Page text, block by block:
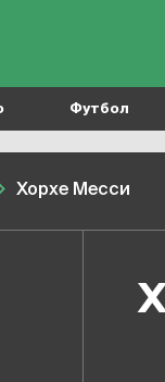
Футбол
Хорхе Месси